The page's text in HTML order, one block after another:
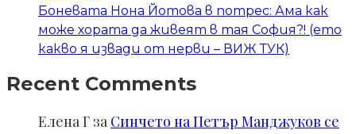
Боневата Нона Йотова в потрес: Ама как
може хората да живеят в тая София?! (ето
какво я извади от нерви – ВИЖ ТУК)
Recent Comments
Елена Г за Синчето на Петър Манджуков се